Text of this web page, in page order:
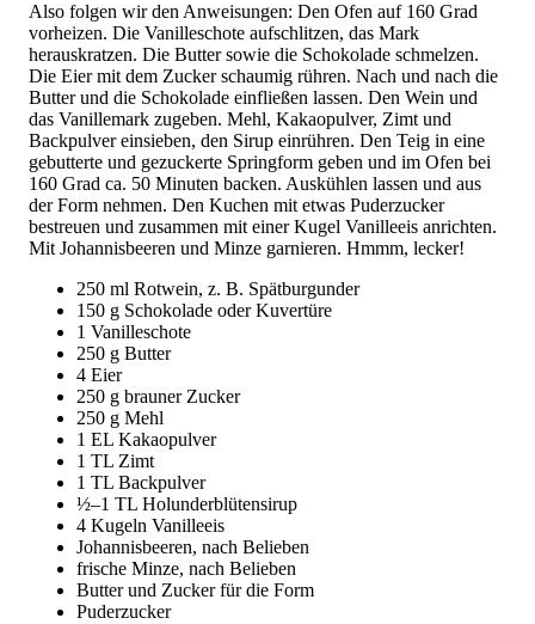
Also folgen wir den Anweisungen: Den Ofen auf 160 Grad
vorheizen. Die Vanilleschote aufschlitzen, das Mark
herauskratzen. Die Butter sowie die Schokolade schmelzen.
Die Eier mit dem Zucker schaumig rühren. Nach und nach die
Butter und die Schokolade einfließen lassen. Den Wein und
das Vanillemark zugeben. Mehl, Kakaopulver, Zimt und
Backpulver einsieben, den Sirup einrühren. Den Teig in eine
gebutterte und gezuckerte Springform geben und im Ofen bei
160 Grad ca. 50 Minuten backen. Auskühlen lassen und aus
der Form nehmen. Den Kuchen mit etwas Puderzucker
bestreuen und zusammen mit einer Kugel Vanilleeis anrichten.
Mit Johannisbeeren und Minze garnieren. Hmmm, lecker!
250 ml Rotwein, z. B. Spätburgunder
150 g Schokolade oder Kuvertüre
1 Vanilleschote
250 g Butter
4 Eier
250 g brauner Zucker
250 g Mehl
1 EL Kakaopulver
1 TL Zimt
1 TL Backpulver
½–1 TL Holunderblütensirup
4 Kugeln Vanilleeis
Johannisbeeren, nach Belieben
frische Minze, nach Belieben
Butter und Zucker für die Form
Puderzucker